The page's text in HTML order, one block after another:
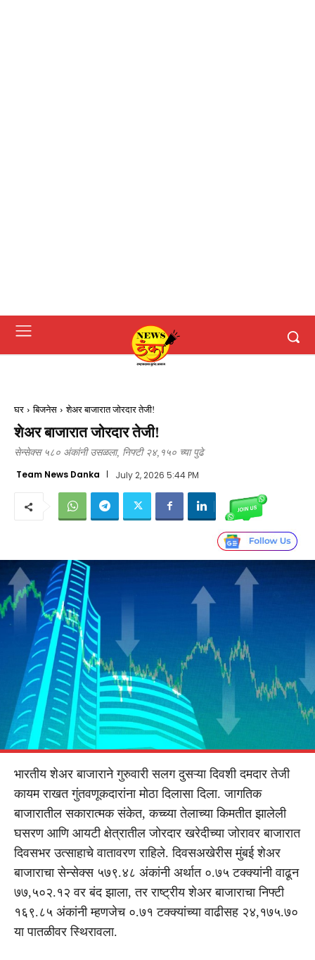
घर बिजनेस शेअर बाजारात जोरदार तेजी!
शेअर बाजारात जोरदार तेजी!
सेन्सेक्स ५८० अंकांनी उसळला, निफ्टी २४,१५० च्या पुढे
Team News Danka July 2, 2026 5:44 PM
भारतीय शेअर बाजाराने गुरुवारी सलग दुसऱ्या दिवशी दमदार तेजी
कायम राखत गुंतवणूकदारांना मोठा दिलासा दिला. जागतिक
बाजारातील सकारात्मक संकेत, कच्च्या तेलाच्या किमतीत झालेली
घसरण आणि आयटी क्षेत्रातील जोरदार खरेदीच्या जोरावर बाजारात
दिवसभर उत्साहाचे वातावरण राहिले. दिवसअखेरीस मुंबई शेअर
बाजाराचा सेन्सेक्स ५७९.४८ अंकांनी अर्थात ०.७५ टक्क्यांनी वाढून
७७,५०२.१२ वर बंद झाला, तर राष्ट्रीय शेअर बाजाराचा निफ्टी
१६९.८५ अंकांनी म्हणजेच ०.७१ टक्क्यांच्या वाढीसह २४,१७५.७०
या पातळीवर स्थिरावला.